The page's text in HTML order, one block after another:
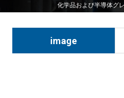
化学品および半導体グ
image